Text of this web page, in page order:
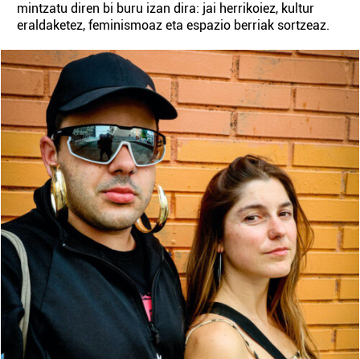
mintzatu diren bi buru izan dira: jai herrikoiez, kultur
eraldaketez, feminismoaz eta espazio berriak sortzeaz.